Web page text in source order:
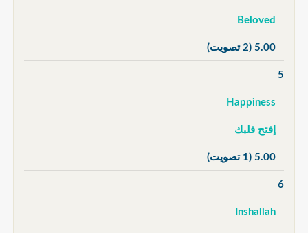
Beloved
5.00 (2 تصويت)
5
Happiness
إفتح فلبك
5.00 (1 تصويت)
6
Inshallah